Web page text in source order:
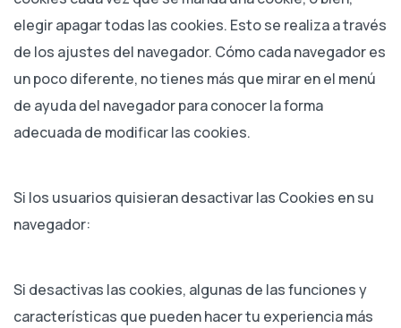
elegir apagar todas las cookies. Esto se realiza a través
de los ajustes del navegador. Cómo cada navegador es
un poco diferente, no tienes más que mirar en el menú
de ayuda del navegador para conocer la forma
adecuada de modificar las cookies.
Si los usuarios quisieran desactivar las Cookies en su
navegador:
Si desactivas las cookies, algunas de las funciones y
características que pueden hacer tu experiencia más